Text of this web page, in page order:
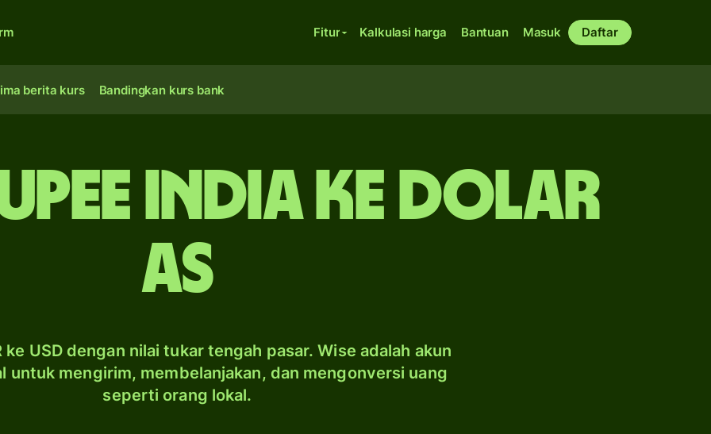
Fitur Kalkulasi harga Bantuan Masuk Daftar
berita kurs Bandingkan kurs bank
India ke dolar
AS
ke USD dengan nilai tukar tengah pasar. Wise adalah akun
untuk mengirim, membelanjakan, dan mengonversi uang
seperti orang lokal.